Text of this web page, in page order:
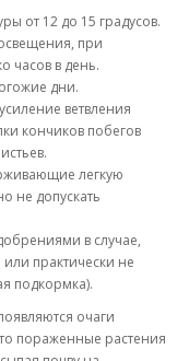
от 12 до 15 градусов.
при
часов в день.
дни.
ветвления
кончиков побегов
легкую
не допускать
в случае,
практически не
подкормка).
очаги
пораженные растения